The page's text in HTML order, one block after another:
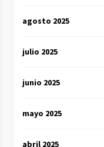
agosto 2025
julio 2025
junio 2025
mayo 2025
abril 2025